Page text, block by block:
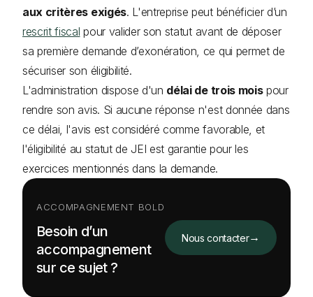
aux critères exigés. L'entreprise peut bénéficier d’un
rescrit fiscal pour valider son statut avant de déposer
sa première demande d’exonération, ce qui permet de
sécuriser son éligibilité.
L'administration dispose d'un délai de trois moispour
rendre son avis. Si aucune réponse n'est donnée dans
ce délai, l'avis est considéré comme favorable, et
l'éligibilité au statut de JEI est garantie pour les
exercices mentionnés dans la demande.
ACCOMPAGNEMENT BOLD
Besoin d’un
accompagnement
sur ce sujet ?
Nous contacter→